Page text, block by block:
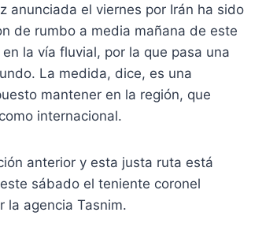
anunciada el viernes por Irán ha sido
de rumbo a media mañana de este
la vía fluvial, por la que pasa una
La medida, dice, es una
mantener en la región, que
internacional.
anterior y esta justa ruta está
sábado el teniente coronel
la agencia Tasnim.